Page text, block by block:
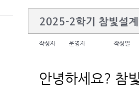
2025-2학기 참빛설
작성자 운영자 작성일
안녕하세요? 참